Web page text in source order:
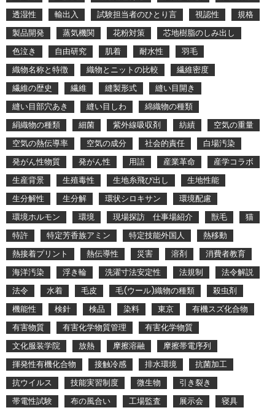
透湿性
輸出入 試験担当者のひとり言 視認性
規格
製品開発
蒸気機関 花粉対策
芯地樹脂のしみ出し
色泣き
自由研究 肌着 耐水性
羽毛
織物名称と特徴
織物とニットの比較
繊維密度
繊維の歴史
繊維 縫製形式
縫い目開き
縫い目部穴あき
縫い目しわ
綿織物の種類
絹織物の種類
細菌 紫外線吸収剤 紡績
空気の重量
空気の熱伝導率
空気の成分 社会的責任
白場汚染
発がん性物質
発がん性 用語 産業革命
産学コラボ
生産背景
生殖毒性 生地糸飛び出し
生地性能
生分解性
生分解 環状シロキサン
環境配慮
環境ホルモン
環境 現場探訪 仕事場紹介 獣毛
猫
特許
特定芳香族アミン 特定技能外国人
熱移動
熱接着プリント
熱伝導性 災害 溶剤
消費者教育
海洋汚染
浮き輪 洗濯寸法安定性 法規制
法令解説
法令
水着 毛皮 毛(ウール)織物の種類
殺虫剤
機能性
検針 検品 染料 東京
有機スズ化合物
有害物質
有害化学物質管理
有害化学物質
文化服装学院
放熱 摩擦溶融
摩擦帯電序列
揮発性有機化合物
接触冷感 排水環境
抗菌加工
抗ウイルス
技能実習制度 微生物
引き裂き
帯電性試験
布の風合い 工場監査 展示会
寝具